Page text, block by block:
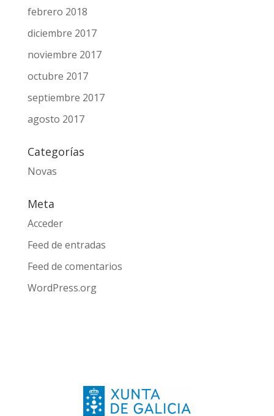
febrero 2018
diciembre 2017
noviembre 2017
octubre 2017
septiembre 2017
agosto 2017
Categorías
Novas
Meta
Acceder
Feed de entradas
Feed de comentarios
WordPress.org